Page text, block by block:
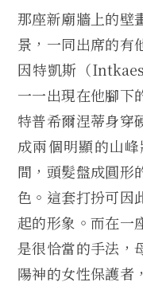
那座新廟牆上的壁
景，一同出席的有
因特凱斯（
一一出現在他腳下
特普希爾涅蒂身穿
成兩個明顯的山峰
間，頭髮盤成圓形
色。這套打扮可因
起的形象。而在一
是很恰當的手法，
陽神的女性保護者